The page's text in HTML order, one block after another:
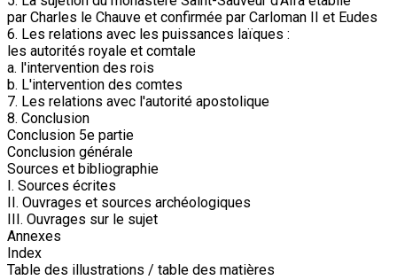
par Charles le Chauve et confirmée par Carloman II et Eudes
6. Les relations avec les puissances laïques :
les autorités royale et comtale
a. l'intervention des rois
b. L'intervention des comtes
7. Les relations avec l'autorité apostolique
8. Conclusion
Conclusion 5e partie
Conclusion générale
Sources et bibliographie
I. Sources écrites
II. Ouvrages et sources archéologiques
III. Ouvrages sur le sujet
Annexes
Index
Table des illustrations / table des matières